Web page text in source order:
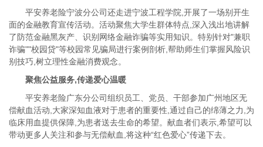
平安养老险宁波分公司还走进宁波工程学院,开展了一场别开生
面的金融教育宣传活动。活动聚焦大学生群体特点,深入浅出地讲解
了防范金融黑灰产、识别网络金融诈骗等实用知识。特别针对"兼职
诈骗""校园贷"等校园常见骗局进行案例剖析,帮助师生们掌握风险识
别技巧,树立理性金融消费观念。
聚焦公益服务,传递爱心温暖
平安养老险广东分公司组织员工、党员、干部参加广州地区无
偿献血活动,大家深知血液对于患者的重要性,通过自己的绵薄之力,为
临床用血提供保障,为患者送去生命的希望。献血者们表示,希望可以
带动更多人关注和参与无偿献血,将这种“红色爱心”传递下去。